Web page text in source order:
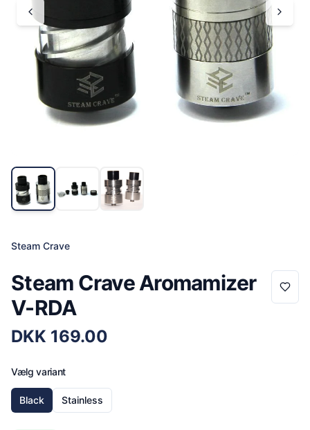
Steam Crave
Steam Crave Aromamizer
V-RDA
DKK 169.00
Vælg variant
Black Stainless